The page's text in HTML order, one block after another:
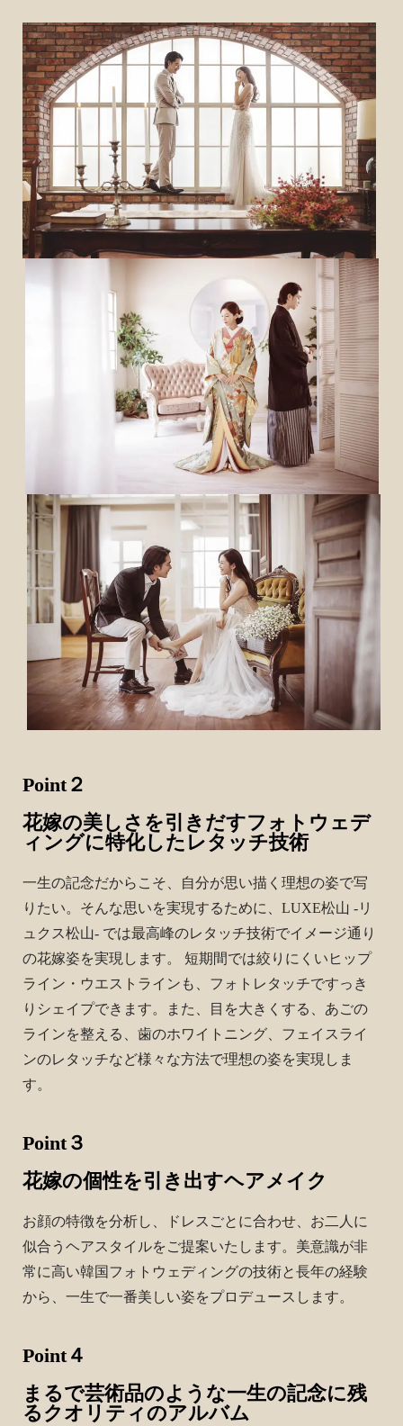
Point２
花嫁の美しさを引きだすフォトウェデ
ィングに特化したレタッチ技術
一生の記念だからこそ、自分が思い描く理想の姿で写
りたい。そんな思いを実現するために、LUXE松山 -リ
ュクス松山- では最高峰のレタッチ技術でイメージ通り
の花嫁姿を実現します。 短期間では絞りにくいヒップ
ライン・ウエストラインも、フォトレタッチですっき
りシェイプできます。また、目を大きくする、あごの
ラインを整える、歯のホワイトニング、フェイスライ
ンのレタッチなど様々な方法で理想の姿を実現しま
す。
Point３
花嫁の個性を引き出すヘアメイク
お顔の特徴を分析し、ドレスごとに合わせ、お二人に
似合うヘアスタイルをご提案いたします。美意識が非
常に高い韓国フォトウェディングの技術と長年の経験
から、一生で一番美しい姿をプロデュースします。
Point４
まるで芸術品のような一生の記念に残
るクオリティのアルバム